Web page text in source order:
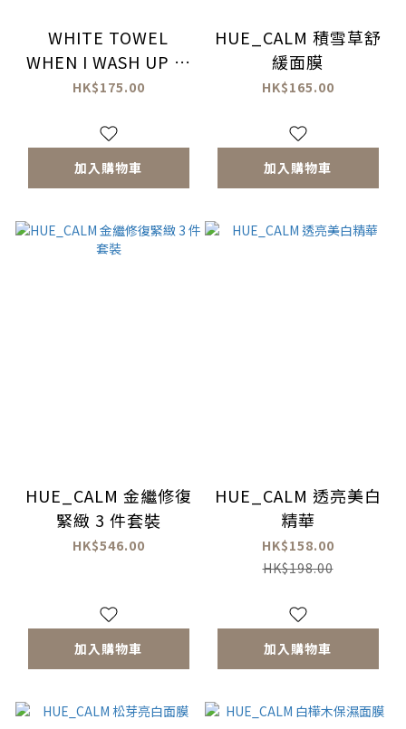
WHITE TOWEL
WHEN I WASH UP 沐
後絮語潔手乳
HK$175.00
加入購物車
HUE_CALM 積雪草舒
緩面膜
HK$165.00
加入購物車
HUE_CALM 金繼修復
緊緻 3 件套裝
HK$546.00
加入購物車
HUE_CALM 透亮美白
精華
HK$158.00
HK$198.00
加入購物車